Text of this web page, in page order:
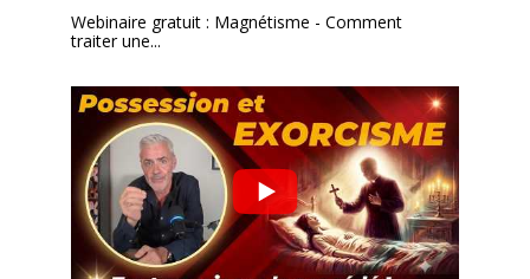
Webinaire gratuit : Magnétisme - Comment
traiter une...